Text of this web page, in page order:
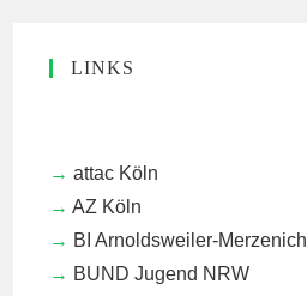
LINKS
attac Köln
AZ Köln
BI Arnoldsweiler-Merzenich
BUND Jugend NRW